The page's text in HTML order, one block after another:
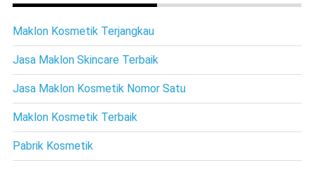
Maklon Kosmetik Terjangkau
Jasa Maklon Skincare Terbaik
Jasa Maklon Kosmetik Nomor Satu
Maklon Kosmetik Terbaik
Pabrik Kosmetik